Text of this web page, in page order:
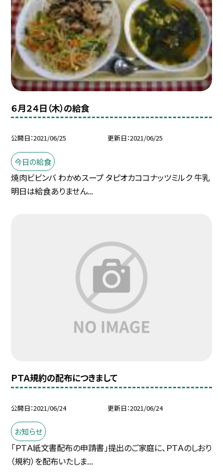
６月２４日（木）の給食
公開日 2021/06/25 更新日 2021/06/25
今日の給食
焼肉ビビンバ わかめスープ タピオカココナッツミルク 牛乳
明日は給食ありません...
ＰＴＡ規約の配布につきまして
公開日 2021/06/24 更新日 2021/06/24
お知らせ
「ＰＴＡ紙文書配布の申請書」提出のご家庭に、ＰＴＡのしおり
（規約）を配布いたしま...